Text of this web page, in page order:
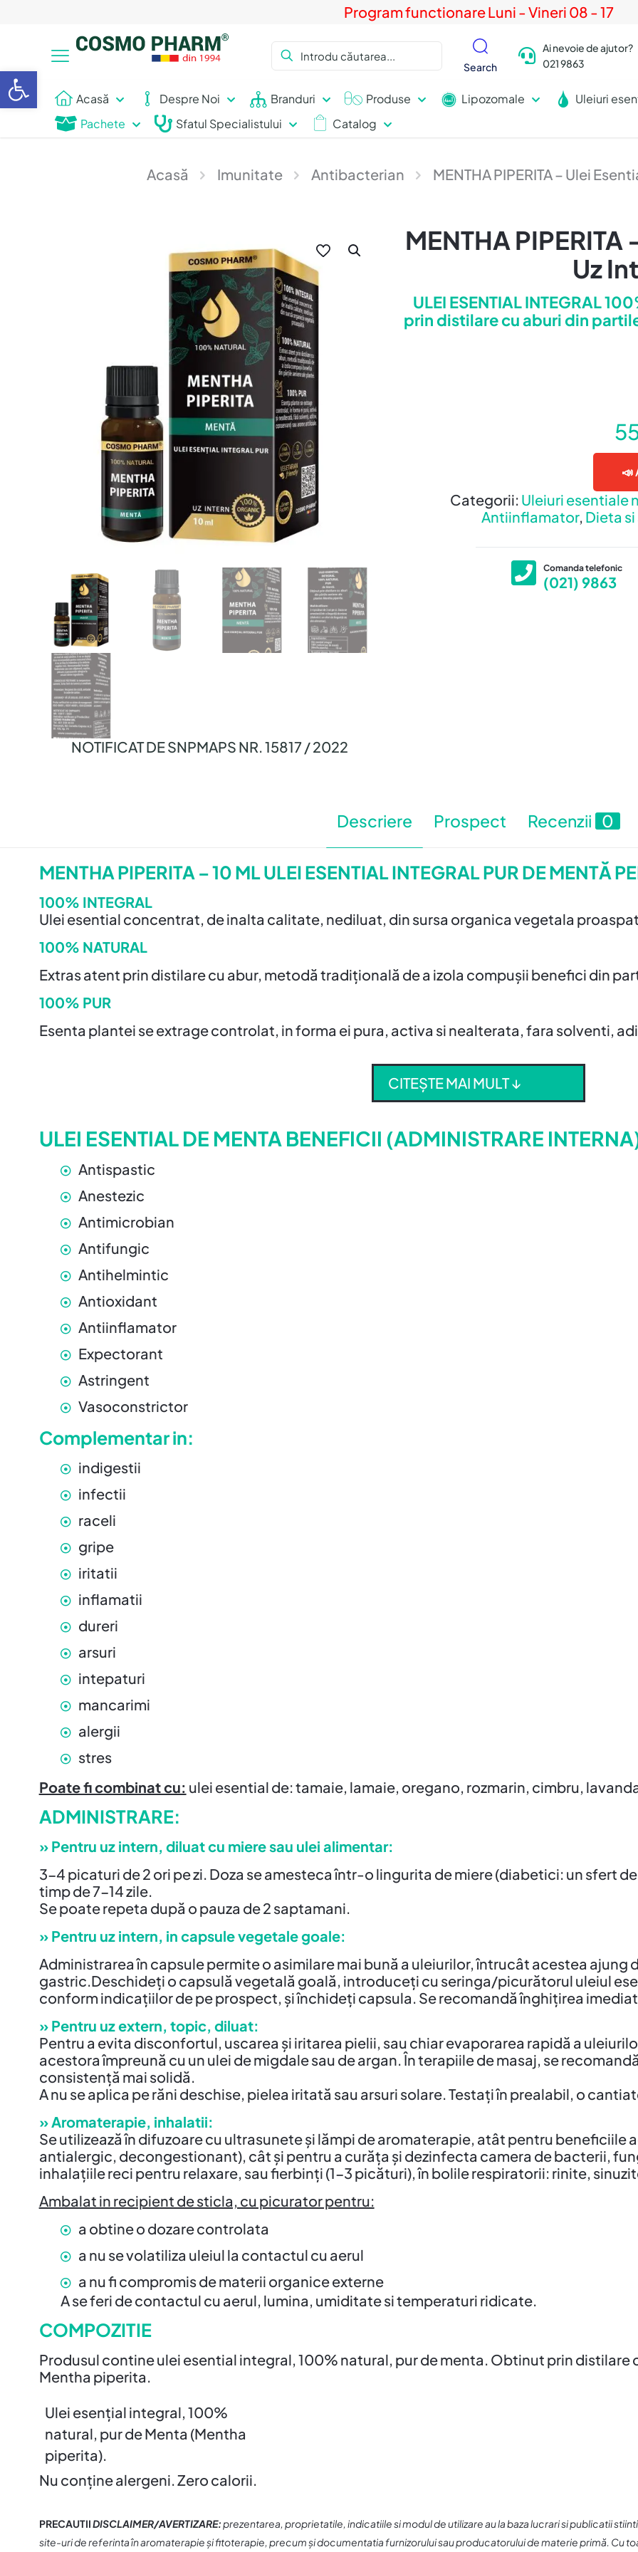
Program functionare Luni - Vineri 08 - 17
Search
Ai nevoie de ajutor?
021 9863
Acasă Despre Noi Branduri Produse Lipozomale Uleiuri
Pachete
Sfatul Specialistului Catalog
Acasă Imunitate Antibacterian MENTHA PIPERITA – Ulei
NOTIFICAT DE SNPMAPS NR. 15817 / 2022
MENTHA
Uz
ULEI ESENTIAL INTEGRAL
prin distilare cu aburi din
📣
Categorii: Uleiuri esentiale
Antiinflamator, Dieta
Comanda telefonic
(021) 9863
Descriere Prospect Recenzii 0
MENTHA PIPERITA – 10 ML ULEI ESENTIAL INTEGRAL PUR DE MENTĂ
100% INTEGRAL
Ulei esential concentrat, de inalta calitate, nediluat, din sursa organica vegetala
100% NATURAL
Extras atent prin distilare cu abur, metodă tradițională de a izola compușii benefici din
100% PUR
Esenta plantei se extrage controlat, in forma ei pura, activa si nealterata, fara solventi,
CITEȘTE MAI MULT ↓
ULEI ESENTIAL DE MENTA BENEFICII (ADMINISTRARE
Antispastic
Anestezic
Antimicrobian
Antifungic
Antihelmintic
Antioxidant
Antiinflamator
Expectorant
Astringent
Vasoconstrictor
Complementar in:
indigestii
infectii
raceli
gripe
iritatii
inflamatii
dureri
arsuri
intepaturi
mancarimi
alergii
stres
Poate fi combinat cu: ulei esential de: tamaie, lamaie, oregano, rozmarin, cimbru,
ADMINISTRARE:
» Pentru uz intern, diluat cu miere sau ulei alimentar:
3-4 picaturi de 2 ori pe zi. Doza se amesteca într-o lingurita de miere (diabetici: un sfert
timp de 7-14 zile.
Se poate repeta după o pauza de 2 saptamani.
» Pentru uz intern, in capsule vegetale goale:
Administrarea în capsule permite o asimilare mai bună a uleiurilor, întrucât acestea ajung
gastric.Deschideți o capsulă vegetală goală, introduceți cu seringa/picurătorul uleiul
conform indicațiilor de pe prospect, și închideți capsula. Se recomandă înghițirea
» Pentru uz extern, topic, diluat:
Pentru a evita disconfortul, uscarea și iritarea pielii, sau chiar evaporarea rapidă a
acestora împreună cu un ulei de migdale sau de argan. În terapiile de masaj, se
consistență mai solidă.
A nu se aplica pe răni deschise, pielea iritată sau arsuri solare. Testați în prealabil, o
» Aromaterapie, inhalatii:
Se utilizează în difuzoare cu ultrasunete și lămpi de aromaterapie, atât pentru beneficiile
antialergic, decongestionant), cât și pentru a curăța și dezinfecta camera de bacterii,
inhalațiile reci pentru relaxare, sau fierbinți (1-3 picături), în bolile respiratorii: rinite,
Ambalat in recipient de sticla, cu picurator pentru:
a obtine o dozare controlata
a nu se volatiliza uleiul la contactul cu aerul
a nu fi compromis de materii organice externe
A se feri de contactul cu aerul, lumina, umiditate si temperaturi ridicate.
COMPOZITIE
Produsul contine ulei esential integral, 100% natural, pur de menta. Obtinut prin distilare
Mentha piperita.
Ulei esențial integral, 100%
natural, pur de Menta (Mentha
piperita).
Nu conține alergeni. Zero calorii.
PRECAUTIIDISCLAIMER/AVERTIZARE:prezentarea, proprietatile, indicatiile si modul de utilizare au la baza lucrari si publicatii
site-uri de referinta în aromaterapie și fitoterapie, precum și documentatia furnizorului sau producatorului de materie primă. Cu
Deschide bara de unelte